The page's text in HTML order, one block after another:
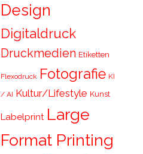
Design
Digitaldruck
Druckmedien Etiketten
Flexodruck Fotografie KI
/ AI Kultur/Lifestyle Kunst
Labelprint Large
Format Printing